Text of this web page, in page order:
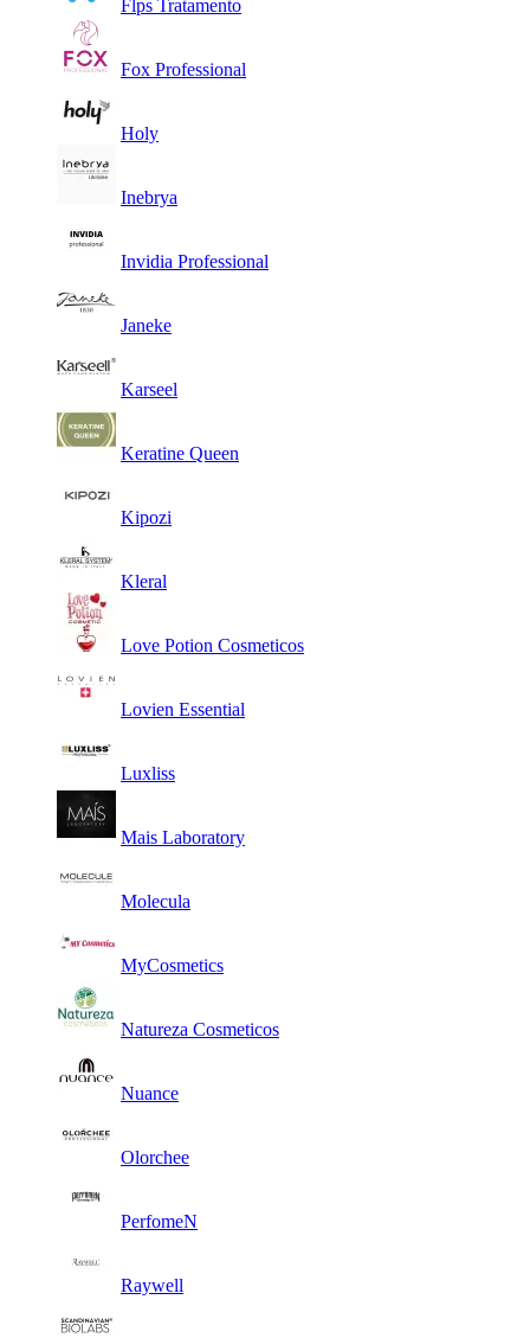
Flps Tratamento
Fox Professional
Holy
Inebrya
Invidia Professional
Janeke
Karseel
Keratine Queen
Kipozi
Kleral
Love Potion Cosmeticos
Lovien Essential
Luxliss
Mais Laboratory
Molecula
MyCosmetics
Natureza Cosmeticos
Nuance
Olorchee
PerfomeN
Raywell